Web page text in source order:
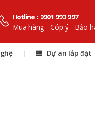
Hotline : 0901 993 997
Mua hàng - Góp ý - Bảo
| Dự án lắp đặt